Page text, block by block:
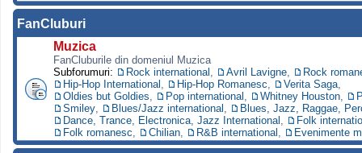
FanCluburi
Muzica
FanCluburile din domeniul Muzica
Subforumuri:
Rock international Avril Lavigne
Rock
Hip-Hop International
Hip-Hop Romanesc Verita Saga
Oldies but Goldies
Pop international Whitney Houston
Smiley
Blues/Jazz international
Blues, Jazz, Raggae,
Dance, Trance, Electronica, Jazz International
Folk
Folk romanesc
Chilian R&B international Evenimente